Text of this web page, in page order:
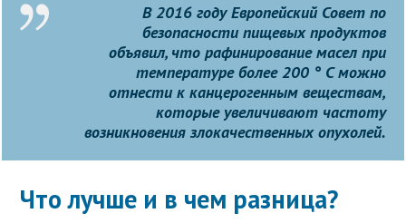
В 2016 году Европейский Совет по
безопасности пищевых продуктов
объявил, что рафинирование масел при
температуре более 200 ° C можно
отнести к канцерогенным веществам,
которые увеличивают частоту
возникновения злокачественных опухолей.
Что лучше и в чем разница?